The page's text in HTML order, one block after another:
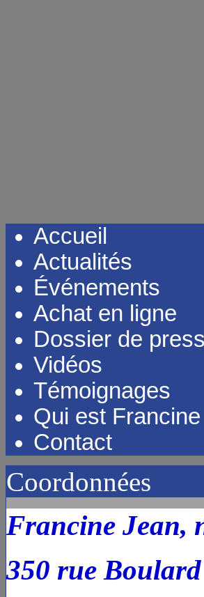
Accueil
Actualités
Événements
Achat en ligne
Dossier de
Vidéos
Témoignages
Qui est
Contact
Coordonnées
Francine Jean,
350 rue Boulard